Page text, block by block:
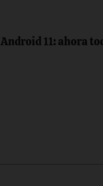
Android 11: ahora